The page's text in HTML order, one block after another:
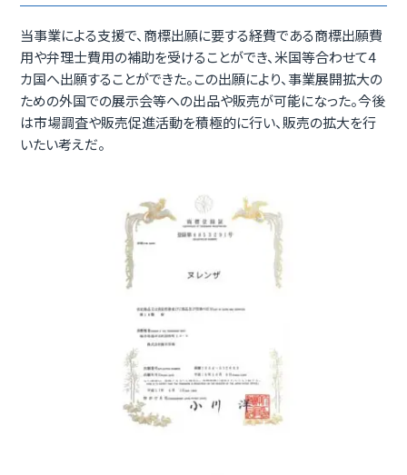
当事業による支援で、商標出願に要する経費である商標出願費
用や弁理士費用の補助を受けることができ、米国等合わせて4
カ国へ出願することができた。この出願により、事業展開拡大の
ための外国での展示会等への出品や販売が可能になった。今後
は市場調査や販売促進活動を積極的に行い、販売の拡大を行
いたい考えだ。